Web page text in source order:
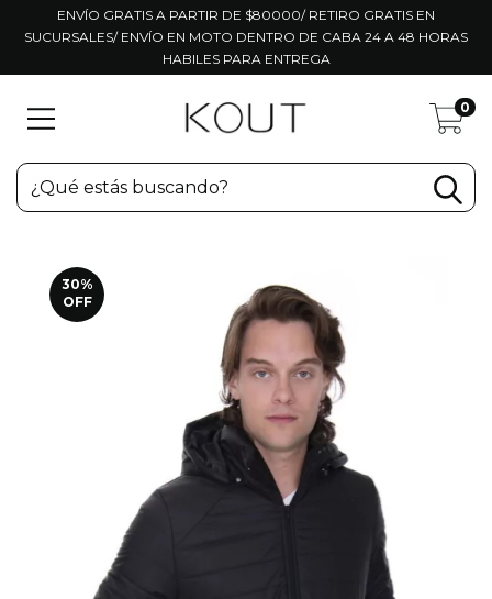
ENVÍO GRATIS A PARTIR DE $80000/ RETIRO GRATIS EN
SUCURSALES/ ENVÍO EN MOTO DENTRO DE CABA 24 A 48 HORAS
HABILES PARA ENTREGA
0
30%
OFF